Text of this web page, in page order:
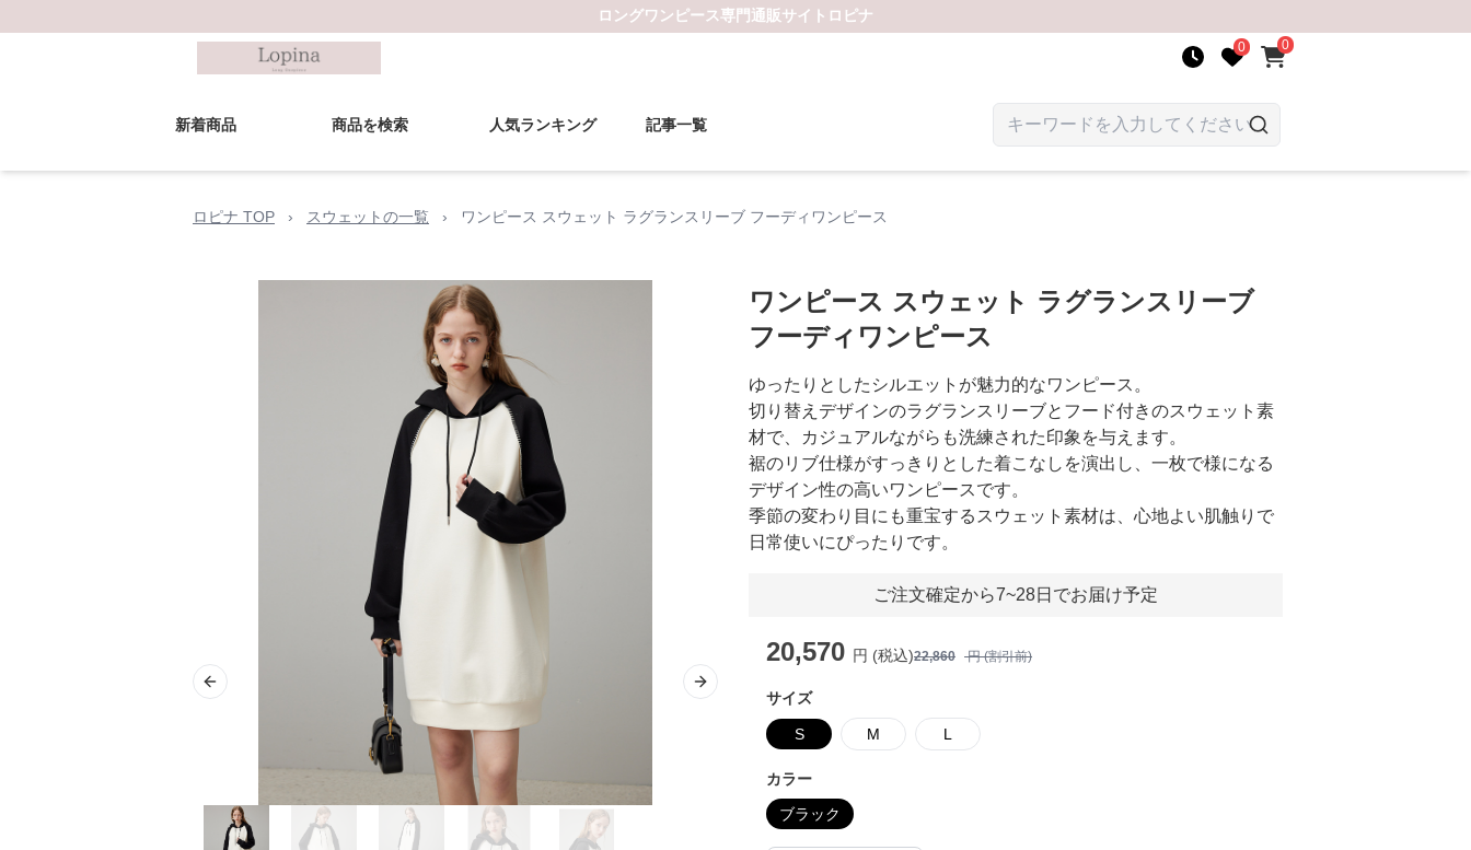
ロングワンピース専門通販サイト ロピナ
0 0
新着商品 商品を検索 人気ランキング 記事一覧
ロピナ TOP › スウェットの一覧 › ワンピース スウェット ラグランスリーブ フーディワンピース
Previous slide Next slide
ワンピース スウェット ラグランスリーブ
フーディワンピース
ゆったりとしたシルエットが魅力的なワンピース。
切り替えデザインのラグランスリーブとフード付きのスウェット素
材で、カジュアルながらも洗練された印象を与えます。
裾のリブ仕様がすっきりとした着こなしを演出し、一枚で様になる
デザイン性の高いワンピースです。
季節の変わり目にも重宝するスウェット素材は、心地よい肌触りで
日常使いにぴったりです。
ご注文確定から7~28日でお届け予定
20,570 円 (税込)22,860 円 (割引前)
サイズ
S M L
カラー
ブラック